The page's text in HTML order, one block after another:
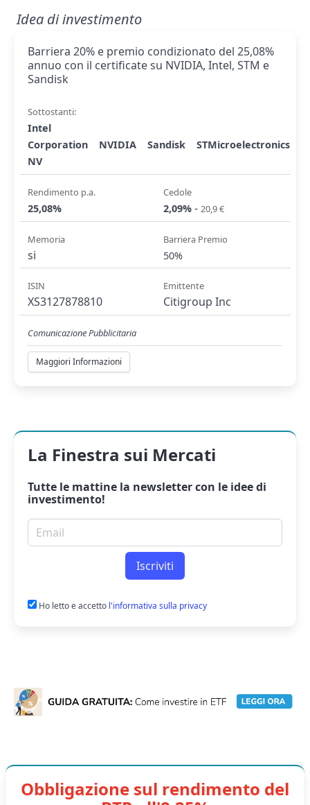
Idea di investimento
Barriera 20% e premio condizionato del 25,08%
annuo con il certificate su NVIDIA, Intel, STM e
Sandisk
Sottostanti:
Intel
Corporation
NVIDIA Sandisk
STMicroelectronics
NV
Rendimento p.a.
25,08%
Cedole
2,09% - 20,9 €
Memoria
si
Barriera Premio
50%
ISIN
XS3127878810
Emittente
Citigroup Inc
Comunicazione Pubblicitaria
Maggiori Informazioni
La Finestra sui Mercati
Tutte le mattine la newslettercon le idee di
investimento!
Email per newsletter
Iscriviti
Ho letto e accetto l'informativa sulla privacy
Obbligazione sul rendimento del